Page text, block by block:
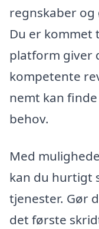
regnskaber
Du er kommet
platform giver
kompetente
nemt kan
behov.
Med
kan du hurtigt
tjenester. Gør
det første